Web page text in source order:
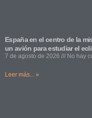
España en el centro de la
un avión para estudiar el
7 de agosto de 2026 No hay
Leer más... »